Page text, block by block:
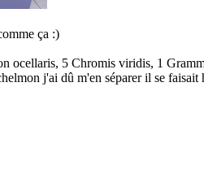
ça :)
ocellaris, 5 Chromis viridis, 1
j'ai dû m'en séparer il se faisait